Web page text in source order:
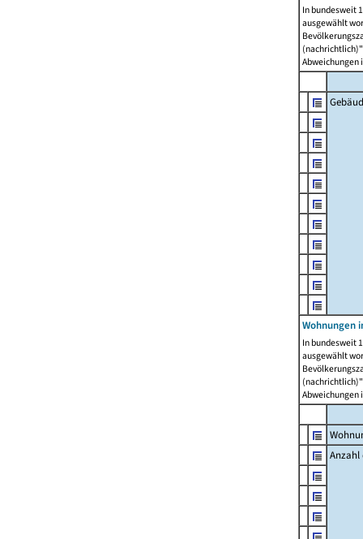
In bundesweit
ausgewählt
Abweichungen
Wohnungen
In bundesweit
ausgewählt
Abweichungen
Anzahl